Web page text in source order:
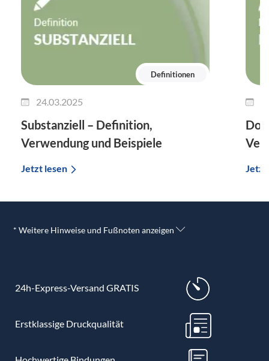
Definitionen
24.03.2025
Substanziell – Definition,
Verwendung und Beispiele
Jetzt lesen
* Weitere Hinweise und Fußnoten anzeigen
24h-Express-Versand GRATIS
Erstklassige Druckqualität